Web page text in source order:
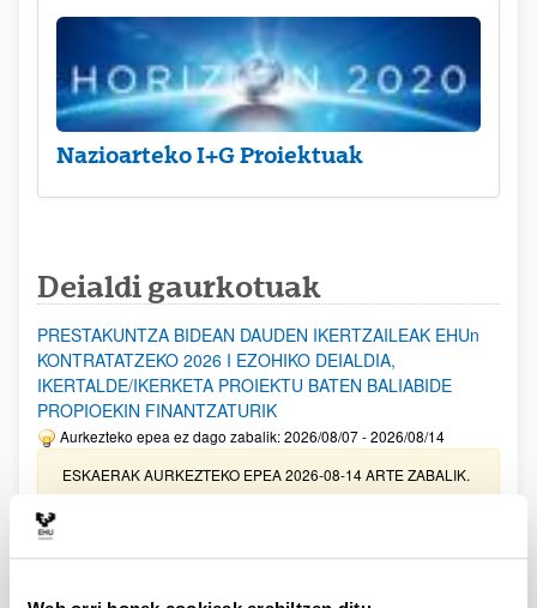
Nazioarteko I+G Proiektuak
Deialdi gaurkotuak
PRESTAKUNTZA BIDEAN DAUDEN IKERTZAILEAK EHUn
KONTRATATZEKO 2026 I EZOHIKO DEIALDIA,
IKERTALDE/IKERKETA PROIEKTU BATEN BALIABIDE
PROPIOEKIN FINANTZATURIK
Aurkezteko epea ez dago zabalik: 2026/08/07 - 2026/08/14
ESKAERAK AURKEZTEKO EPEA 2026-08-14 ARTE ZABALIK.
UPV/EHUn Azpiegitura Zientifikoa eta Funts Bibliografikoak
erosi eta berritzeko laguntzak 2026